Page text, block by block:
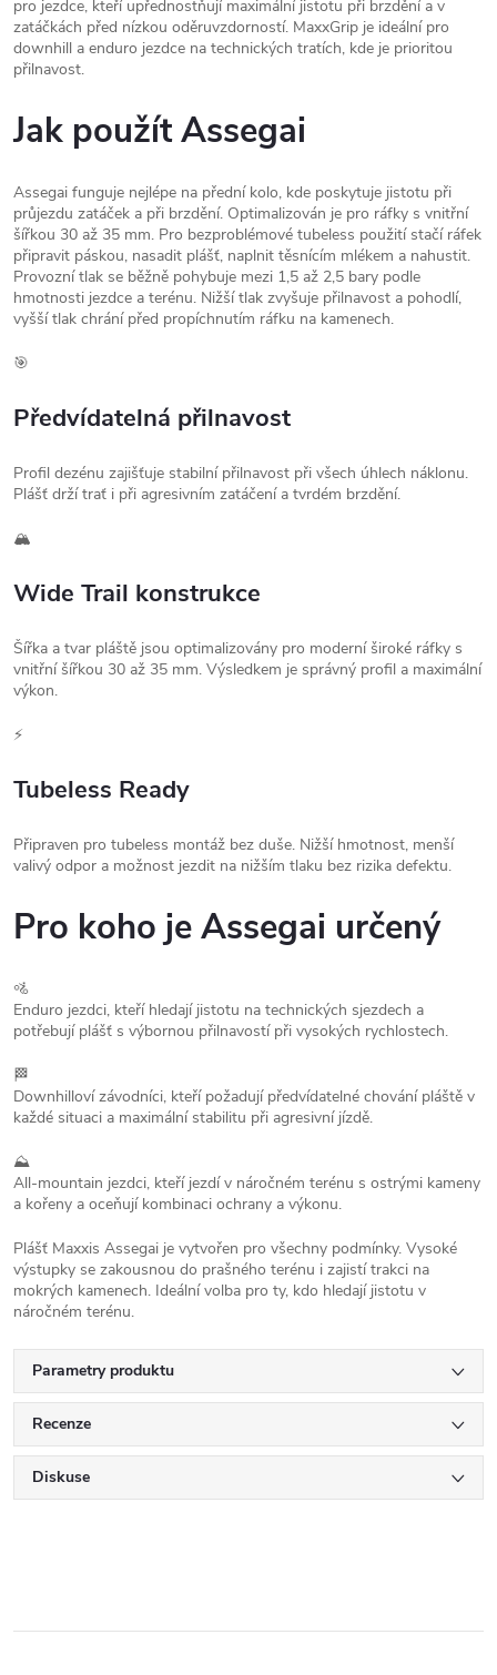
pro jezdce, kteří upřednostňují maximální jistotu při brzdění a v
zatáčkách před nízkou oděruvzdorností. MaxxGrip je ideální pro
downhill a enduro jezdce na technických tratích, kde je prioritou
přilnavost.
Jak použít Assegai
Assegai funguje nejlépe na přední kolo, kde poskytuje jistotu při
průjezdu zatáček a při brzdění. Optimalizován je pro ráfky s vnitřní
šířkou 30 až 35 mm. Pro bezproblémové tubeless použití stačí ráfek
připravit páskou, nasadit plášť, naplnit těsnícím mlékem a nahustit.
Provozní tlak se běžně pohybuje mezi 1,5 až 2,5 bary podle
hmotnosti jezdce a terénu. Nižší tlak zvyšuje přilnavost a pohodlí,
vyšší tlak chrání před propíchnutím ráfku na kamenech.
🎯
Předvídatelná přilnavost
Profil dezénu zajišťuje stabilní přilnavost při všech úhlech náklonu.
Plášť drží trať i při agresivním zatáčení a tvrdém brzdění.
🏔️
Wide Trail konstrukce
Šířka a tvar pláště jsou optimalizovány pro moderní široké ráfky s
vnitřní šířkou 30 až 35 mm. Výsledkem je správný profil a maximální
výkon.
⚡
Tubeless Ready
Připraven pro tubeless montáž bez duše. Nižší hmotnost, menší
valivý odpor a možnost jezdit na nižším tlaku bez rizika defektu.
Pro koho je Assegai určený
🚵
Enduro jezdci, kteří hledají jistotu na technických sjezdech a
potřebují plášť s výbornou přilnavostí při vysokých rychlostech.
🏁
Downhilloví závodníci, kteří požadují předvídatelné chování pláště v
každé situaci a maximální stabilitu při agresivní jízdě.
⛰️
All-mountain jezdci, kteří jezdí v náročném terénu s ostrými kameny
a kořeny a oceňují kombinaci ochrany a výkonu.
Plášť Maxxis Assegai je vytvořen pro všechny podmínky. Vysoké
výstupky se zakousnou do prašného terénu i zajistí trakci na
mokrých kamenech. Ideální volba pro ty, kdo hledají jistotu v
náročném terénu.
Parametry produktu
Recenze
Diskuse